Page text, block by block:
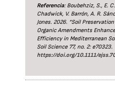
Referencia: Boubehziz, S., E.
Chadwick, V. Barrón, A. R.
Jones. 2026. “Soil
Organic Amendments
Efficiency in Mediterranean
Soil Science 77, no. 2: e70323.
https://doi.org/10.1111/